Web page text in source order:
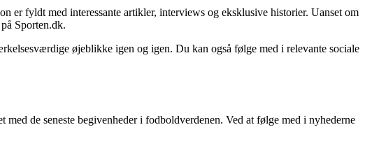
er fyldt med interessante artikler, interviews og eksklusive historier. Uanset om
Sporten.dk.
øjeblikke igen og igen. Du kan også følge med i relevante sociale
de seneste begivenheder i fodboldverdenen. Ved at følge med i nyhederne